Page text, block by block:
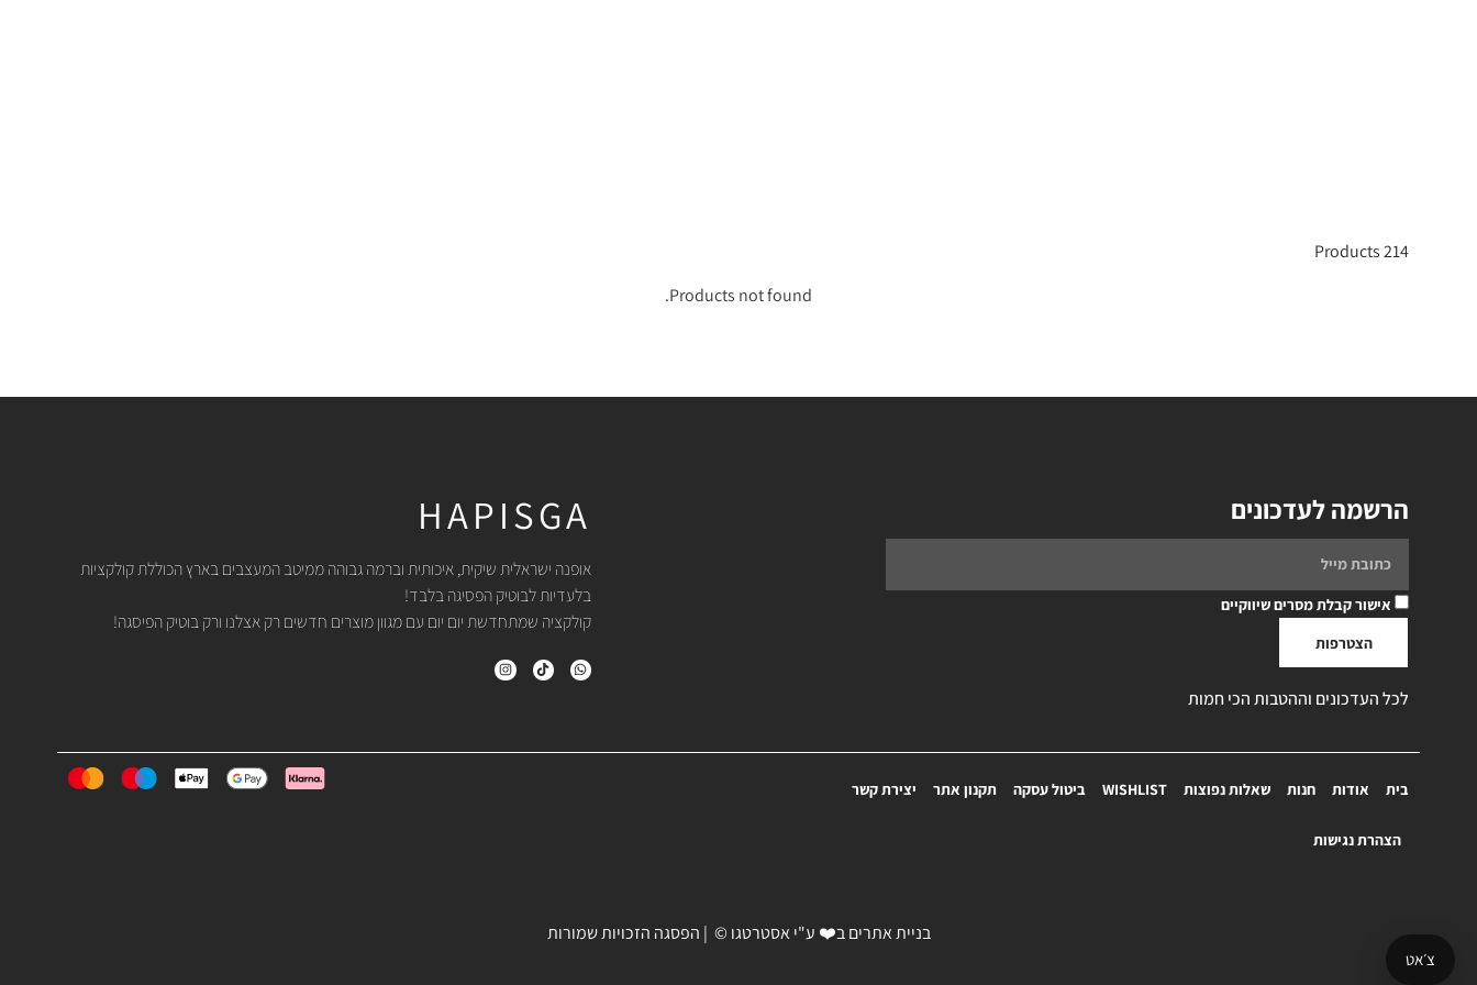
214 Products
Products not found.
הרשמה לעדכונים
אישור קבלת מסרים שיווקיים
הצטרפות
לכל העדכונים וההטבות הכי חמות
HAPISGA
אופנה ישראלית שיקית, איכותית וברמה גבוהה ממיטב המעצבים בארץ הכוללת קולקציות
בלעדיות לבוטיק הפסיגה בלבד!
קולקציה שמתחדשת יום יום עם מגוון מוצרים חדשים רק אצלנו ורק בוטיק הפיסגה!
בית אודות חנות שאלות נפוצות WISHLIST ביטול עסקה תקנון אתר יצירת קשר
הצהרת נגישות
בניית אתריםב❤️ ע"י אסטרטגו © | הפסגה הזכויות שמורות
צ׳אט